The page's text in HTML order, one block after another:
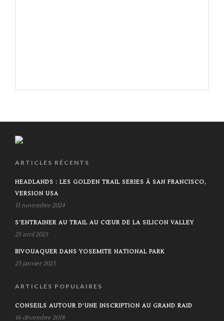
ARTICLES RÉCENTS
HEADLANDS : LES GOLDEN TRAIL SERIES À SAN FRANCISCO,
VERSION USA
11 novembre 2024
S’ENTRAINER AU TRAIL AU CŒUR DE LA SILICON VALLEY
25 avril 2023
BIVOUAQUER DANS YOSEMITE NATIONAL PARK
23 janvier 2023
ARTICLES POPULAIRES
CONSEILS AUTOUR D’UNE INSCRIPTION AU GRAND RAID
16 décembre 2018